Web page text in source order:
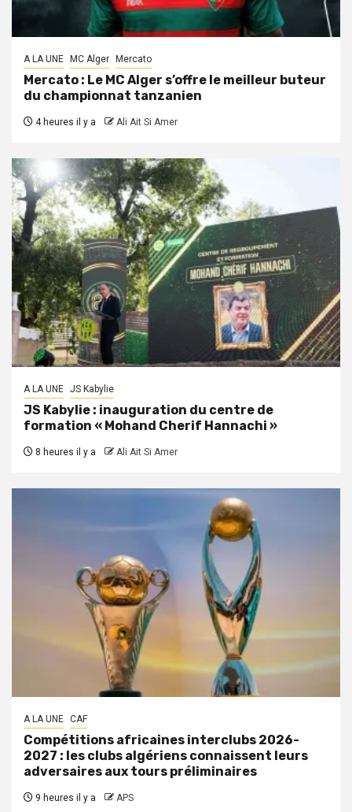
A LA UNE MC Alger Mercato
Mercato : Le MC Alger s’offre le meilleur buteur
du championnat tanzanien
4 heures il y a Ali Ait Si Amer
A LA UNE JS Kabylie
JS Kabylie : inauguration du centre de
formation « Mohand Cherif Hannachi »
8 heures il y a Ali Ait Si Amer
A LA UNE CAF
Compétitions africaines interclubs 2026-
2027 : les clubs algériens connaissent leurs
adversaires aux tours préliminaires
9 heures il y a APS